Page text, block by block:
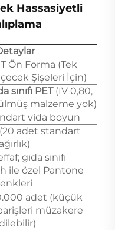
Hassasiyetli
Ön Forma (Tek
Şişeleri İçin)
sınıfı PET (IV 0,80,
malzeme yok)
vida boyun
(20 adet standart
ağırlık)
gıda sınıfı
ile özel Pantone
adet (küçük
müzakere